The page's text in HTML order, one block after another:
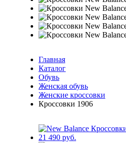
Главная
Каталог
Обувь
Женская обувь
Женские кроссовки
Кроссовки 1906